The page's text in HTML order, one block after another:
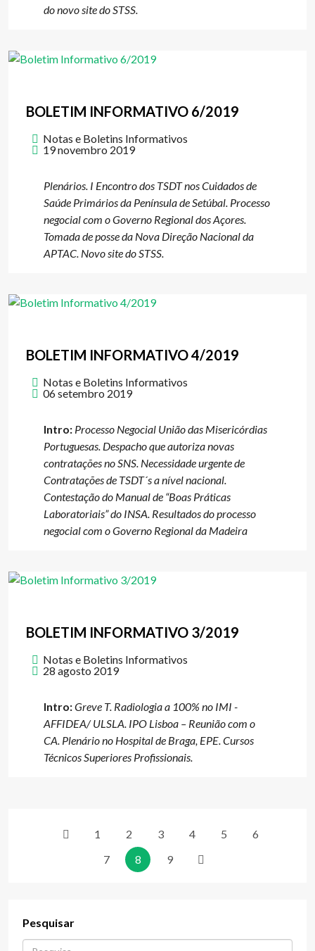
do novo site do STSS.
BOLETIM INFORMATIVO 6/2019
Notas e Boletins Informativos
19 novembro 2019
Plenários. I Encontro dos TSDT nos Cuidados de
Saúde Primários da Península de Setúbal. Processo
negocial com o Governo Regional dos Açores.
Tomada de posse da Nova Direção Nacional da
APTAC. Novo site do STSS.
BOLETIM INFORMATIVO 4/2019
Notas e Boletins Informativos
06 setembro 2019
Intro: Processo Negocial União das Misericórdias
Portuguesas. Despacho que autoriza novas
contratações no SNS. Necessidade urgente de
Contratações de TSDT´s a nível nacional.
Contestação do Manual de “Boas Práticas
Laboratoriais” do INSA. Resultados do processo
negocial com o Governo Regional da Madeira
BOLETIM INFORMATIVO 3/2019
Notas e Boletins Informativos
28 agosto 2019
Intro:Greve T. Radiologia a 100% no IMI -
AFFIDEA/ ULSLA. IPO Lisboa – Reunião com o
CA. Plenário no Hospital de Braga, EPE. Cursos
Técnicos Superiores Profissionais.
1 2 3 4 5
6
7
8 9
Pesquisar
Procurar...